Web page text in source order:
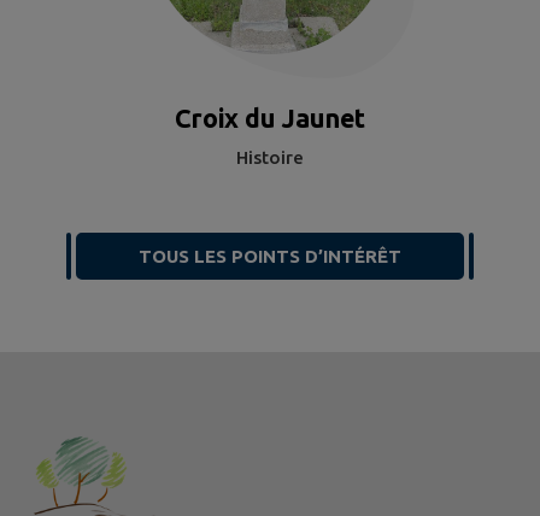
Croix du Jaunet
Histoire
TOUS LES POINTS D’INTÉRÊT